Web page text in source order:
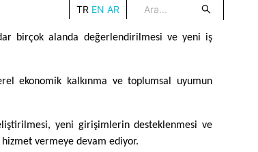
TR EN AR
birçok alanda değerlendirilmesi ve yeni iş
ekonomik kalkınma ve toplumsal uyumun
yeni girişimlerin desteklenmesi ve
vermeye devam ediyor.